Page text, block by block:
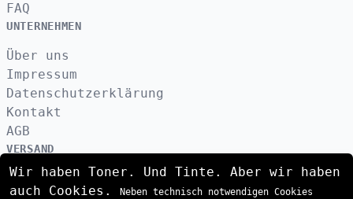
FAQ
UNTERNEHMEN
Über uns
Impressum
Datenschutzerklärung
Kontakt
AGB
VERSAND
Wir haben Toner. Und Tinte. Aber wir haben
auch Cookies.
Neben technisch notwendigen Cookies